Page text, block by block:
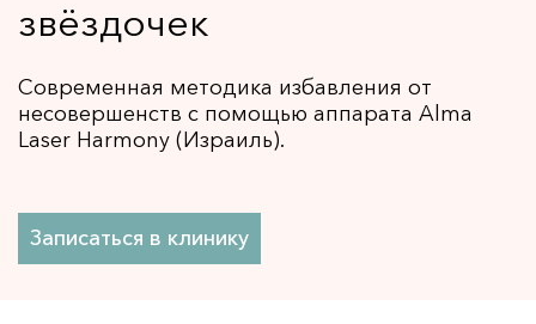
Детокс-программы GREEN PEEL
Пилинг PRX-T33
ПОПУЛЯРНО
Ретиноевый пилинг
ТСА-пилинг
Гликолевый пилинг
звёздочек
Современная методика избавления от
несовершенств с помощью аппарата Alma
Laser Harmony (Израиль).
Записаться в клинику